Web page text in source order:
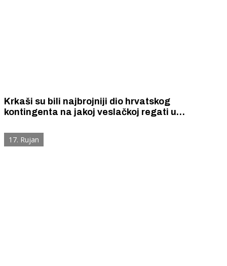
Krkaši su bili najbrojniji dio hrvatskog
kontingenta na jakoj veslačkoj regati u
17. Rujan